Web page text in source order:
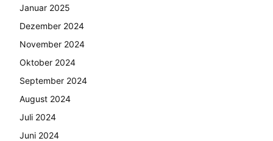
Januar 2025
Dezember 2024
November 2024
Oktober 2024
September 2024
August 2024
Juli 2024
Juni 2024